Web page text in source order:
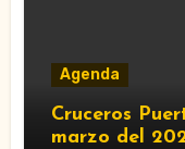
Agenda
Cruceros
marzo del